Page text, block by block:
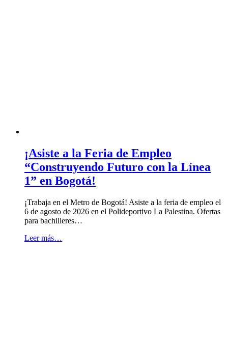
¡Asiste a la Feria de Empleo
“Construyendo Futuro con la Línea
1” en Bogotá!
¡Trabaja en el Metro de Bogotá! Asiste a la feria de empleo el
6 de agosto de 2026 en el Polideportivo La Palestina. Ofertas
para bachilleres…
Leer más…